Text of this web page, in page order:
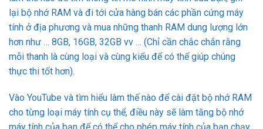
máy tính của bạn để có thể cho phép máy tính của bạn chạy
hiệu quả hơn.
Bài Viết Liên Quan:
Tổng hợp các mẹo
So sánh cáp